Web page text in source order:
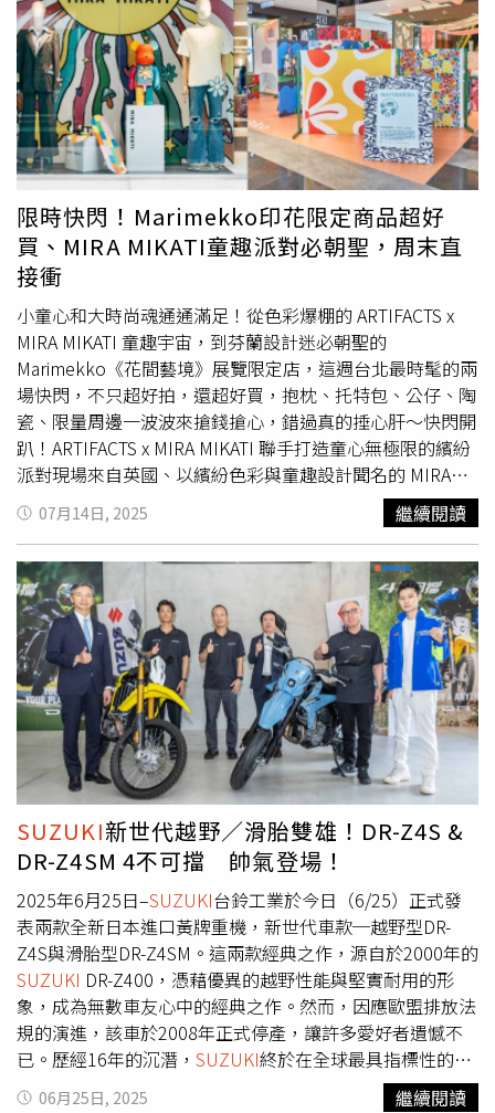
槍，謝爾曼隨後在X公開監視器畫面並表示家人當時在屋
內，所幸家中成員安然無恙。檢方在法庭文件中列舉被查扣
與尋回的物證清單，包含名錶與冠軍戒指等高價物品，並以
手機資料、監視器、珠寶店交易紀錄三線並行作為連結證
據；辯方仍主張不足以直接串接所有犯行。目前案件持續偵
審，梅森奈特仍被關押，總保釋金設定在超過200萬美元門
檻。法院後續期程與其他共犯進度，檢警單位尚未公布新時
間表。
錄，仍有一位記者沒投他名人堂贊成票，對此他笑說「我原
本還邀請他來我家吃晚餐，但現在……已經過期了！」回顧
職業生涯，鈴木在日本效力歐力士藍浪（Orix BlueWave）9
年，打出.353打擊率，27歲時加入美國職棒，在新人球季就
以.350的成績奪下美聯MVP與新人王。他在大聯盟累積
3,089支安打，加上日本戰績，總計達4,367支。他說：「我
身高5呎11吋、體重170磅，剛到美國時，很多人說我太瘦
了，但我相信只要持續做小事，沒有做不到的事。」鈴木一
朗並未忘記感謝一路以來最重要的支持者弓子夫人。他說
「她把全部的心力都投注在鼓勵我身上，從不讓我感覺她曾
懷疑我是否能成功。」鈴木一朗提到，在西雅圖的19年生
涯，以及後來轉戰紐約與邁阿密期間，弓子始終是最穩定的
後盾。他更分享退休後的一段私密時光「我們坐在觀眾席，
一邊吃熱狗一邊看水手的比賽，就像普通美國人那樣，這是
過去現役時做不到的事。」而那些年在球場響徹雲霄的
「Ichiro！」呼聲，也再度在這座象徵棒球榮耀的小鎮中迴
盪。
限時快閃！Marimekko印花限定商品超好
買、MIRA MIKATI童趣派對必朝聖，周末直
接衝
小童心和大時尚魂通通滿足！從色彩爆棚的 ARTIFACTS x
MIRA MIKATI 童趣宇宙，到芬蘭設計迷必朝聖的
Marimekko《花間藝境》展覽限定店，這週台北最時髦的兩
場快閃，不只超好拍，還超好買，抱枕、托特包、公仔、陶
瓷、限量周邊一波波來搶錢搶心，錯過真的捶心肝～快閃開
趴！ARTIFACTS x MIRA MIKATI 聯手打造童心無極限的繽紛
派對現場來自英國、以繽紛色彩與童趣設計聞名的 MIRA
MIKATI，為慶祝成立10週年，攜手 ARTIFACTS 聯手開出一
間繽紛限時快閃店，現正熱鬧登場中！（圖／品牌提供）這
次以 2025 秋冬系列主題「慶典 Celebration」為靈感，把
整間店變成歡樂派對現場：搭配 MIRA MIKATI 標誌性的花
卉、蘑菇與愛心等童趣元素；而吸睛指數100%的就
是 MIRA MIKATI x BE@RBRICK 的巨型聯名公仔，搭配以色
彩塊拼接打造的椅子、抱枕與滑板，為整體注入活潑趣味。
（圖／品牌提供）（圖／品牌提供）MIRA MIKATI 2025秋
冬系列，以「慶典」為靈感發想，延續品牌一貫歡樂趣味風
格，並融入 Mira 設計師本人曾於巴黎時裝週採訪中提到的
「重返校園」願景，巧妙地將校園元素注入設計，打造一場
充滿童趣與懷舊情懷的歡樂盛典。（圖／品牌提供）這次特
別引進MIRA MIKATI 與比利時家居品牌 HOME STUDYO 聯
名推出家居陶瓷系列，以 HOMESTUDYO 宛如充氣造型的
「Blow Up」系列為基礎，融入 Mira 特別調製的漸層色
調，並由工匠手工製作與上色。系列中有花器、水壺、碗
盤，為居家空間注入繽紛的藝術氣息。（圖／品牌提供）
ARTIFACTS x MIRA MIKATI獨家限定快閃店活動時間：2025
年7月10日至2025年8月21日活動地點：ARTIFACTS 敦南旗
艦店 (台北市大安區敦化南路一段177巷23號1
樓)Marimekko 花間藝境快閃登場！美到讓人捨不得走出來
來自芬蘭的設計品牌Marimekko，把對花朵的熱愛升級為一
場視覺×生活的沉浸式展覽《Field of Flowers 花間藝
07月14日, 2025 繼續閱讀
SUZUKI新世代越野／滑胎雙雄！DR-Z4S &
DR-Z4SM 4不可擋 帥氣登場！
2025年6月25日–SUZUKI台鈴工業於今日（6/25）正式發
表兩款全新日本進口黃牌重機，新世代車款─越野型DR-
Z4S與滑胎型DR-Z4SM。這兩款經典之作，源自於2000年的
SUZUKI DR-Z400，憑藉優異的越野性能與堅實耐用的形
象，成為無數車友心中的經典之作。然而，因應歐盟排放法
規的演進，該車於2008年正式停產，讓許多愛好者遺憾不
已。歷經16年的沉潛， SUZUKI終於在全球最具指標性的
EICMA米蘭車展震撼宣告—DR-Z正式回歸！
SUZUKI台鈴工
06月25日, 2025 繼續閱讀